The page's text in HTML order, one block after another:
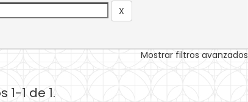
Mostrar filtros avanzados
1-1 de 1.